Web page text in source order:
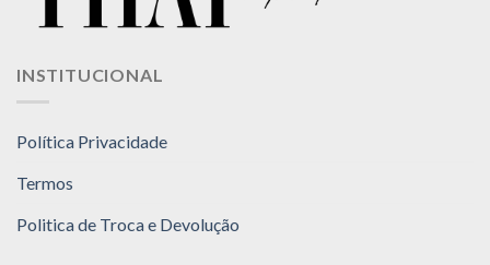
ser
na
produto
INSTITUCIONAL
Política Privacidade
Termos
Politica de Troca e Devolução